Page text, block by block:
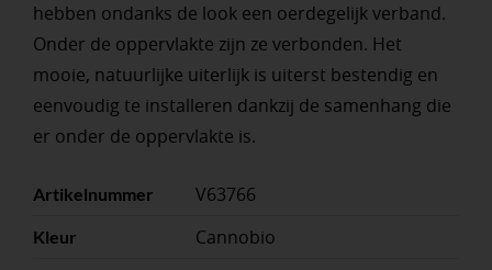
hebben ondanks de look een oerdegelijk verband.
Onder de oppervlakte zijn ze verbonden. Het
mooie, natuurlijke uiterlijk is uiterst bestendig en
eenvoudig te installeren dankzij de samenhang die
er onder de oppervlakte is.
Artikelnummer V63766
Kleur Cannobio